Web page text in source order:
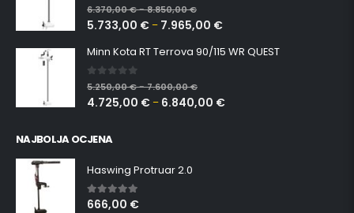
0 out of 5
6.370,00€–8.850,00€
5.733,00 € – 7.965,00 €
Minn Kota RT Terrova 90/115 WR QUEST
0 out of 5
5.250,00€–7.600,00€
4.725,00 € – 6.840,00 €
NAJBOLJA OCJENA
Haswing Protruar 2.0
5.00 out of 5
666,00 €